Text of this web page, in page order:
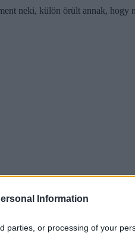
Information
parties, or processing of your
neki, külön örült annak,